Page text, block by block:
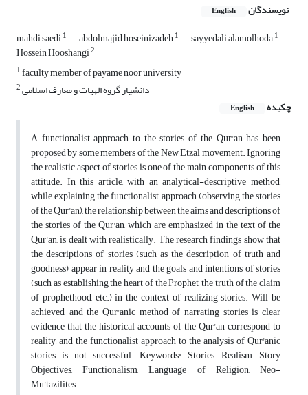
نویسندگان English
mahdi saedi1 abdolmajid hoseinizadeh1 sayyedali alamolhoda1
Hossein Hooshangi2
1faculty member of payame noor university
2دانشیار گروه الهیات و معارف اسلامی
چکیده
English
A functionalist approach to the stories of the Qur'an has been
proposed by some members of the New Etzal movement. Ignoring
the realistic aspect of stories is one of the main components of this
attitude. In this article, with an analytical-descriptive method,
while explaining the functionalist approach (observing the stories
of the Qur'an), the relationship between the aims and descriptions of
the stories of the Qur'an, which are emphasized in the text of the
Qur'an, is dealt with realistically. The research findings show that
the descriptions of stories (such as the description of truth and
goodness) appear in reality and the goals and intentions of stories
(such as establishing the heart of the Prophet, the truth of the claim
of prophethood, etc.) in the context of realizing stories. Will be
achieved, and the Qur'anic method of narrating stories is clear
evidence that the historical accounts of the Qur'an correspond to
reality, and the functionalist approach to the analysis of Qur'anic
stories is not successful. Keywords: Stories, Realism, Story
Objectives, Functionalism, Language of Religion, Neo-
Mu'tazilites.